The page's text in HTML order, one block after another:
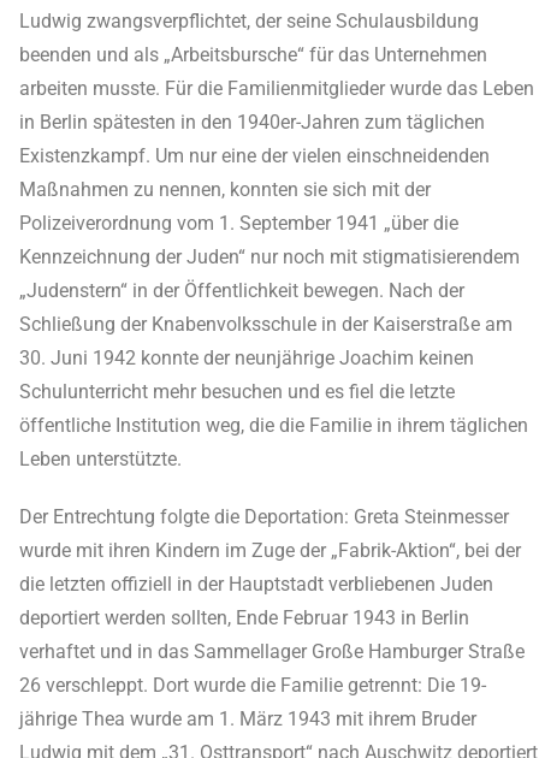
Ludwig zwangsverpflichtet, der seine Schulausbildung
beenden und als „Arbeitsbursche“ für das Unternehmen
arbeiten musste. Für die Familienmitglieder wurde das Leben
in Berlin spätesten in den 1940er-Jahren zum täglichen
Existenzkampf. Um nur eine der vielen einschneidenden
Maßnahmen zu nennen, konnten sie sich mit der
Polizeiverordnung vom 1. September 1941 „über die
Kennzeichnung der Juden“ nur noch mit stigmatisierendem
„Judenstern“ in der Öffentlichkeit bewegen. Nach der
Schließung der Knabenvolksschule in der Kaiserstraße am
30. Juni 1942 konnte der neunjährige Joachim keinen
Schulunterricht mehr besuchen und es fiel die letzte
öffentliche Institution weg, die die Familie in ihrem täglichen
Leben unterstützte.
Der Entrechtung folgte die Deportation: Greta Steinmesser
wurde mit ihren Kindern im Zuge der „Fabrik-Aktion“, bei der
die letzten offiziell in der Hauptstadt verbliebenen Juden
deportiert werden sollten, Ende Februar 1943 in Berlin
verhaftet und in das Sammellager Große Hamburger Straße
26 verschleppt. Dort wurde die Familie getrennt: Die 19-
jährige Thea wurde am 1. März 1943 mit ihrem Bruder
Ludwig mit dem „31. Osttransport“ nach Auschwitz deportiert